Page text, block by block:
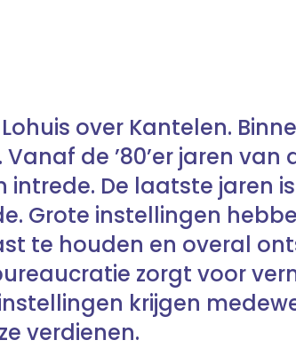
over Kantelen.
de ’80’er jaren van
De laatste jaren
Grote instellingen
te houden en overal
zorgt voor
krijgen
verdienen.